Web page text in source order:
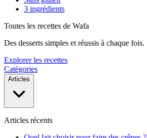
3 ingrédients
Toutes les recettes de Wafa
Des desserts simples et réussis à chaque fois.
Explorer les recettes
Catégories
Articles
Articles récents